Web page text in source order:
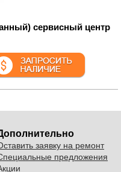
сервисный центр
заявку на ремонт
предложения